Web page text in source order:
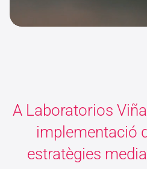
A Laboratorios
implementació
estratègies